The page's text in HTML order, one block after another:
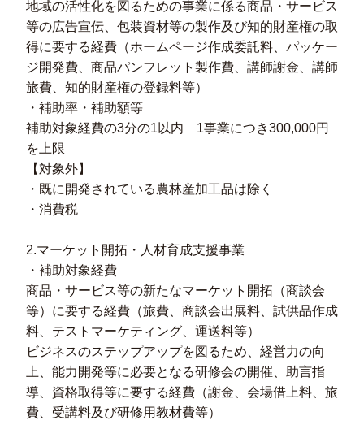
地域の活性化を図るための事業に係る商品・サービス
等の広告宣伝、包装資材等の製作及び知的財産権の取
得に要する経費（ホームページ作成委託料、パッケー
ジ開発費、商品パンフレット製作費、講師謝金、講師
旅費、知的財産権の登録料等）
・補助率・補助額等
補助対象経費の3分の1以内 1事業につき300,000円
を上限
【対象外】
・既に開発されている農林産加工品は除く
・消費税
2.マーケット開拓・人材育成支援事業
・補助対象経費
商品・サービス等の新たなマーケット開拓（商談会
等）に要する経費（旅費、商談会出展料、試供品作成
料、テストマーケティング、運送料等）
ビジネスのステップアップを図るため、経営力の向
上、能力開発等に必要となる研修会の開催、助言指
導、資格取得等に要する経費（謝金、会場借上料、旅
費、受講料及び研修用教材費等）